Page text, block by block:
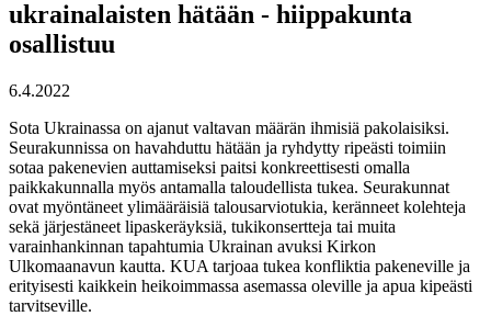
ukrainalaisten hätään - hiippakunta
osallistuu
6.4.2022
Sota Ukrainassa on ajanut valtavan määrän ihmisiä pakolaisiksi.
Seurakunnissa on havahduttu hätään ja ryhdytty ripeästi toimiin
sotaa pakenevien auttamiseksi paitsi konkreettisesti omalla
paikkakunnalla myös antamalla taloudellista tukea. Seurakunnat
ovat myöntäneet ylimääräisiä talousarviotukia, keränneet kolehteja
sekä järjestäneet lipaskeräyksiä, tukikonsertteja tai muita
varainhankinnan tapahtumia Ukrainan avuksi Kirkon
Ulkomaanavun kautta. KUA tarjoaa tukea konfliktia pakeneville ja
erityisesti kaikkein heikoimmassa asemassa oleville ja apua kipeästi
tarvitseville.